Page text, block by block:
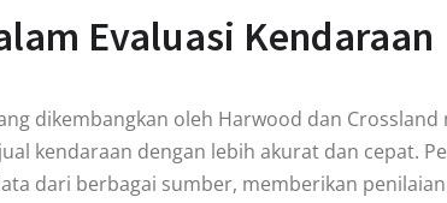
Evaluasi Kendaraan
dikembangkan oleh Harwood dan
kendaraan dengan lebih akurat dan cepat.
dari berbagai sumber, memberikan